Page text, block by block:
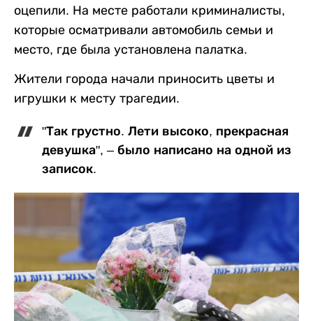
оцепили. На месте работали криминалисты,
которые осматривали автомобиль семьи и
место, где была установлена палатка.
Жители города начали приносить цветы и
игрушки к месту трагедии.
"Так грустно. Лети высоко, прекрасная
девушка", – было написано на одной из
записок.